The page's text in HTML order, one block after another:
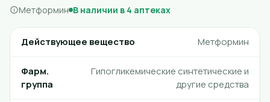
Метформин В наличии в 4 аптеках
Действующее вещество Метформин
Фарм.
группа
Гипогликемические синтетические и
другие средства